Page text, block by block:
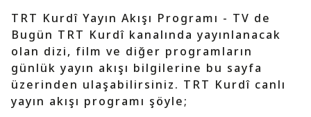
TRT Kurdî Yayın Akışı Programı - TV de
Bugün TRT Kurdî kanalında yayınlanacak
olan dizi, film ve diğer programların
günlük yayın akışı bilgilerine bu sayfa
üzerinden ulaşabilirsiniz. TRT Kurdî canlı
yayın akışı programı şöyle;